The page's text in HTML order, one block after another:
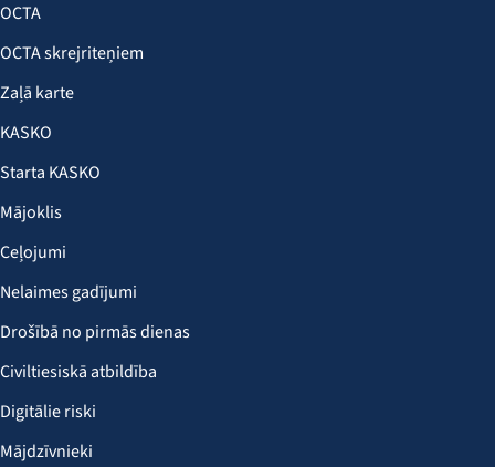
OCTA
OCTA skrejriteņiem
Zaļā karte
KASKO
Starta KASKO
Mājoklis
Ceļojumi
Nelaimes gadījumi
Drošībā no pirmās dienas
Civiltiesiskā atbildība
Digitālie riski
Mājdzīvnieki